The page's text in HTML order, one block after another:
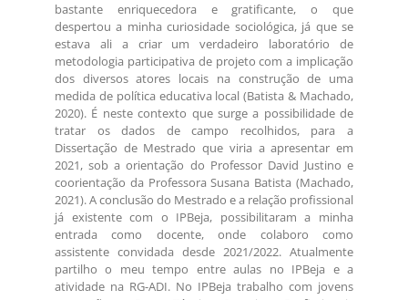
bastante enriquecedora e gratificante, o que
despertou a minha curiosidade sociológica, já que se
estava ali a criar um verdadeiro laboratório de
metodologia participativa de projeto com a implicação
dos diversos atores locais na construção de uma
medida de política educativa local (Batista & Machado,
2020). É neste contexto que surge a possibilidade de
tratar os dados de campo recolhidos, para a
Dissertação de Mestrado que viria a apresentar em
2021, sob a orientação do Professor David Justino e
coorientação da Professora Susana Batista (Machado,
2021). A conclusão do Mestrado e a relação profissional
já existente com o IPBeja, possibilitaram a minha
entrada como docente, onde colaboro como
assistente convidada desde 2021/2022. Atualmente
partilho o meu tempo entre aulas no IPBeja e a
atividade na RG-ADI. No IPBeja trabalho com jovens